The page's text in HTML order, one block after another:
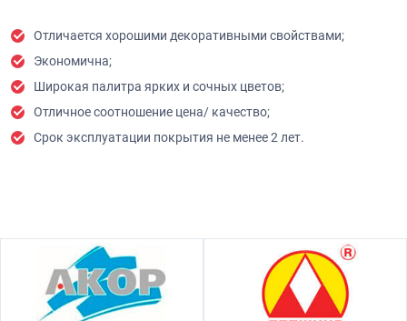
Отличается хорошими декоративными свойствами;
Экономична;
Широкая палитра ярких и сочных цветов;
Отличное соотношение цена/ качество;
Срок эксплуатации покрытия не менее 2 лет.